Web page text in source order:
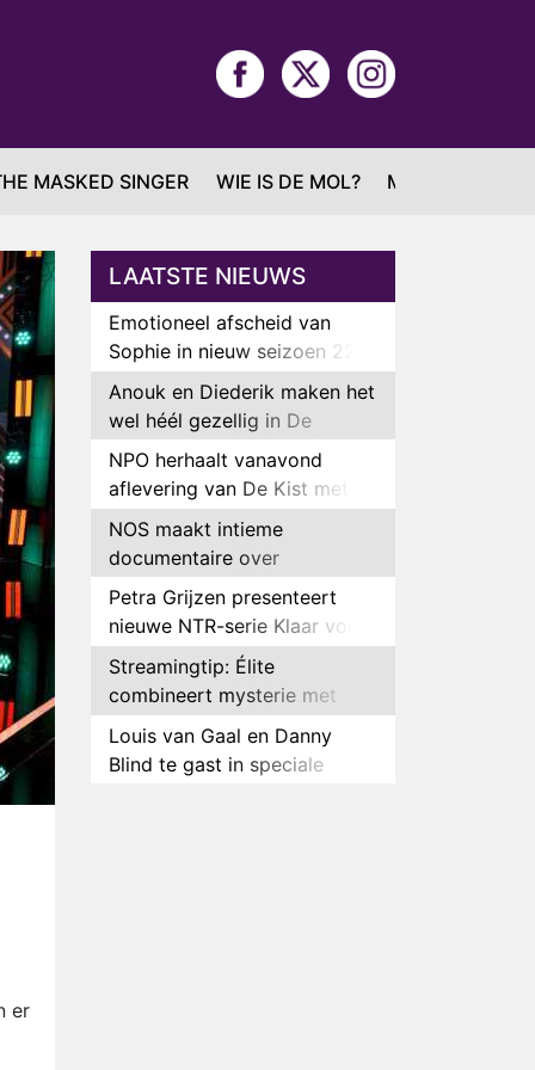
MASKED SINGER WIE IS DE MOL? MAFS
er
LAATSTE NIEUWS
Emotioneel afscheid van
Sophie in nieuw seizoen 22
Kids and Counting
Anouk en Diederik maken het
wel héél gezellig in De
Bondgenoten
NPO herhaalt vanavond
aflevering van De Kist met
Peter Faber
NOS maakt intieme
documentaire over
hockeyster Yibbi Jansen
Petra Grijzen presenteert
nieuwe NTR-serie Klaar voor
de oorlog
Streamingtip: Élite
combineert mysterie met
romantie
Louis van Gaal en Danny
Blind te gast in speciale